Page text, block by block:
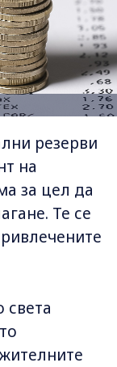
резерви
на
за цел да
Те се
света